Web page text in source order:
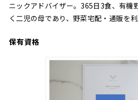
ニックアドバイザー。365日3食、有機
く二児の母であり、野菜宅配・通販を利
保有資格